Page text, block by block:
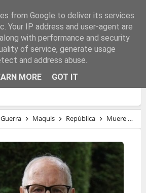
DE DIOS, EL ÚLTIMO
Guerra Maquis República Muere Camilo de Dios, el último maquis de Galicia
from Google to deliver its services
Your IP address and user-agent are
with performance and security
of service, generate usage
and address abuse.
MORE
GOT IT